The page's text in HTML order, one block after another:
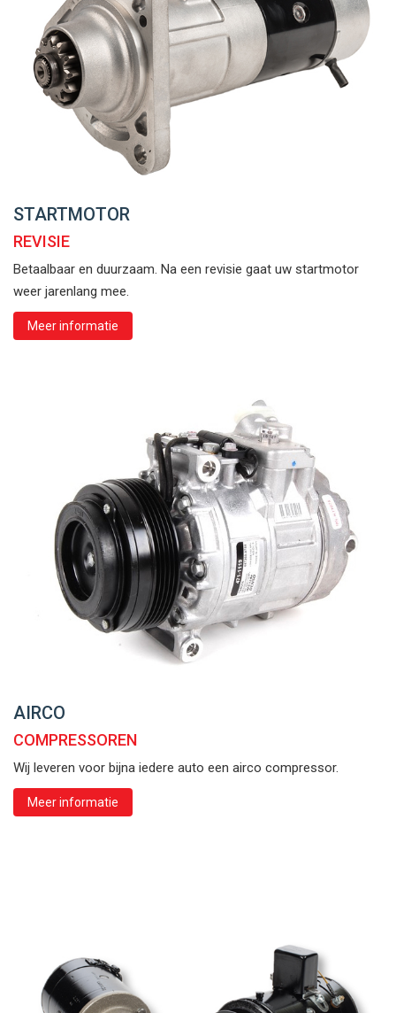
STARTMOTOR
REVISIE
Betaalbaar en duurzaam. Na een revisie gaat uw startmotor
weer jarenlang mee.
Meer informatie
AIRCO
COMPRESSOREN
Wij leveren voor bijna iedere auto een airco compressor.
Meer informatie